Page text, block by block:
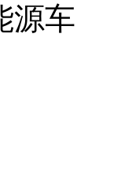
源车